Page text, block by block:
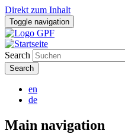
Direkt zum Inhalt
Toggle navigation
Search
en
de
Main navigation